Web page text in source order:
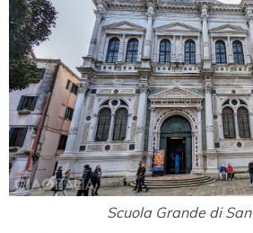
Scuola Grande di